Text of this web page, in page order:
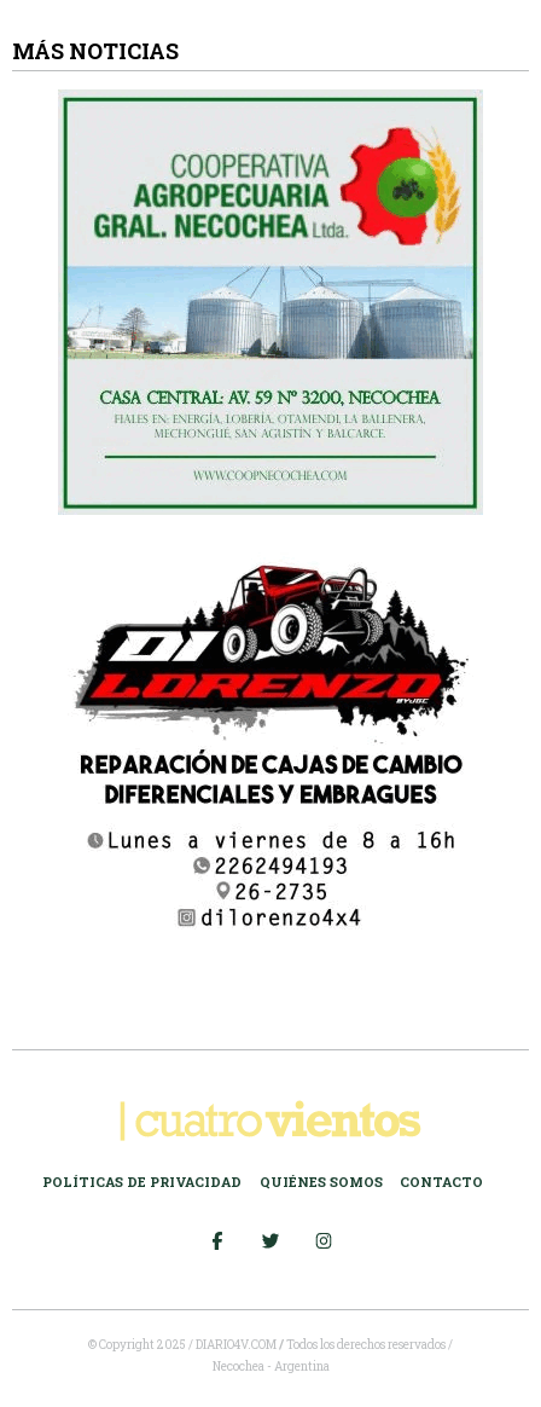
MÁS NOTICIAS
POLÍTICAS DE PRIVACIDAD QUIÉNES SOMOS CONTACTO
© Copyright 2025 / DIARIO4V.COM/Todos los derechos reservados /
Necochea - Argentina